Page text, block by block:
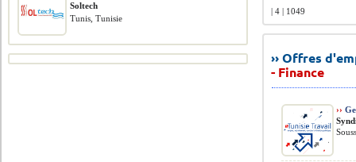
| 4 | 1049
›› Offres
- Finance
››
Soltech
Tunis, Tunisie